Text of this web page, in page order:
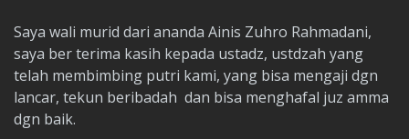
Saya wali murid dari ananda Ainis Zuhro Rahmadani,
saya ber terima kasih kepada ustadz, ustdzah yang
telah membimbing putri kami, yang bisa mengaji dgn
lancar, tekun beribadah dan bisa menghafal juz amma
dgn baik.